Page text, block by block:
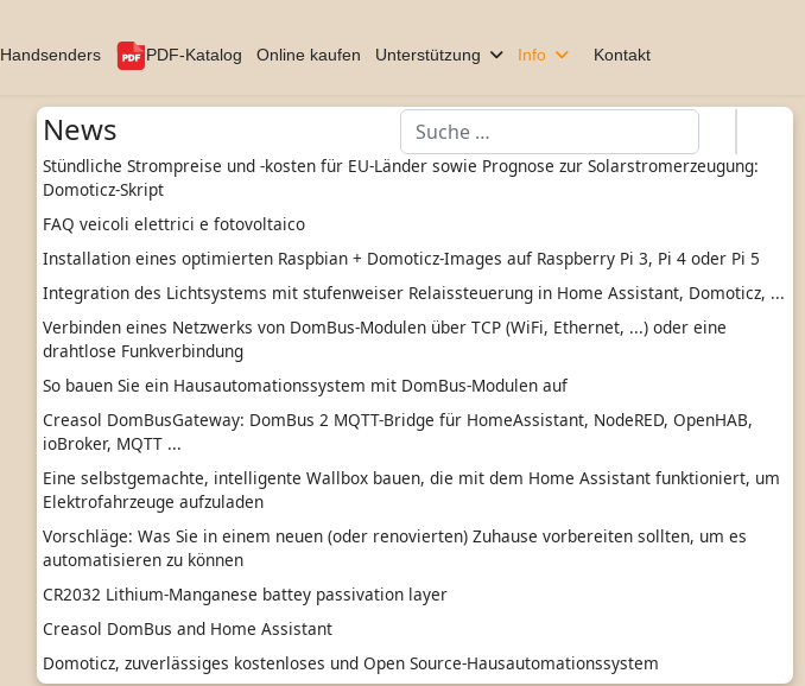
Handsenders PDF-Katalog Online kaufen Unterstützung Info Kontakt
Suchen
News
Stündliche Strompreise und -kosten für EU-Länder sowie Prognose zur Solarstromerzeugung:
Domoticz-Skript
FAQ veicoli elettrici e fotovoltaico
Installation eines optimierten Raspbian + Domoticz-Images auf Raspberry Pi 3, Pi 4 oder Pi 5
Integration des Lichtsystems mit stufenweiser Relaissteuerung in Home Assistant, Domoticz, ...
Verbinden eines Netzwerks von DomBus-Modulen über TCP (WiFi, Ethernet, ...) oder eine
drahtlose Funkverbindung
So bauen Sie ein Hausautomationssystem mit DomBus-Modulen auf
Creasol DomBusGateway: DomBus 2 MQTT-Bridge für HomeAssistant, NodeRED, OpenHAB,
ioBroker, MQTT ...
Eine selbstgemachte, intelligente Wallbox bauen, die mit dem Home Assistant funktioniert, um
Elektrofahrzeuge aufzuladen
Vorschläge: Was Sie in einem neuen (oder renovierten) Zuhause vorbereiten sollten, um es
automatisieren zu können
CR2032 Lithium-Manganese battey passivation layer
Creasol DomBus and Home Assistant
Domoticz, zuverlässiges kostenloses und Open Source-Hausautomationssystem